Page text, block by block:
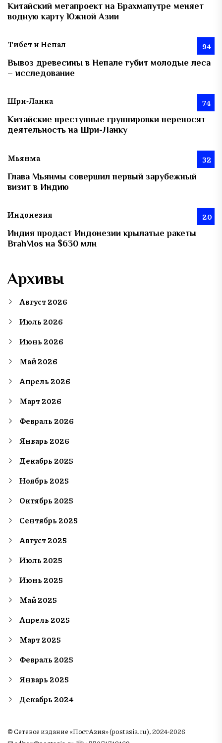
Китайский мегапроект на Брахмапутре меняет
водную карту Южной Азии
Тибет и Непал 94
Вывоз древесины в Непале губит молодые леса
– исследование
Шри-Ланка 74
Китайские преступные группировки переносят
деятельность на Шри-Ланку
Мьянма 32
Глава Мьянмы совершил первый зарубежный
визит в Индию
Индонезия 20
Индия продаст Индонезии крылатые ракеты
BrahMos на $630 млн
Архивы
Август 2026
Июль 2026
Июнь 2026
Май 2026
Апрель 2026
Март 2026
Февраль 2026
Январь 2026
Декабрь 2025
Ноябрь 2025
Октябрь 2025
Сентябрь 2025
Август 2025
Июль 2025
Июнь 2025
Май 2025
Апрель 2025
Март 2025
Февраль 2025
Январь 2025
Декабрь 2024
© Сетевое издание «ПостАзия» (postasia.ru), 2024-2026